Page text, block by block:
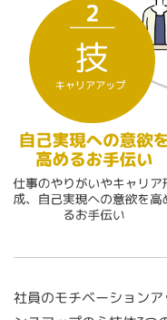
社員のモチベーション